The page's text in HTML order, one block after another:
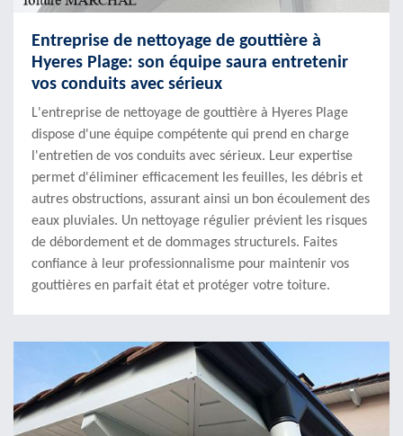
Entreprise de nettoyage de gouttière à
Hyeres Plage: son équipe saura entretenir
vos conduits avec sérieux
L'entreprise de nettoyage de gouttière à Hyeres Plage
dispose d'une équipe compétente qui prend en charge
l'entretien de vos conduits avec sérieux. Leur expertise
permet d'éliminer efficacement les feuilles, les débris et
autres obstructions, assurant ainsi un bon écoulement des
eaux pluviales. Un nettoyage régulier prévient les risques
de débordement et de dommages structurels. Faites
confiance à leur professionnalisme pour maintenir vos
gouttières en parfait état et protéger votre toiture.